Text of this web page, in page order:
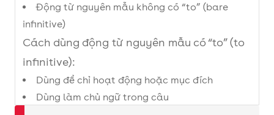
Động từ nguyên mẫu không có “to” (bare
infinitive)
Cách dùng động từ nguyên mẫu có “to” (to
infinitive):
Dùng để chỉ hoạt động hoặc mục đích
Dùng làm chủ ngữ trong câu